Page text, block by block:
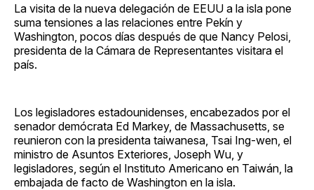
La visita de la nueva delegación de EEUU a la isla pone
suma tensiones a las relaciones entre Pekín y
Washington, pocos días después de que Nancy Pelosi,
presidenta de la Cámara de Representantes visitara el
país.
Los legisladores estadounidenses, encabezados por el
senador demócrata Ed Markey, de Massachusetts, se
reunieron con la presidenta taiwanesa, Tsai Ing-wen, el
ministro de Asuntos Exteriores, Joseph Wu, y
legisladores, según el Instituto Americano en Taiwán, la
embajada de facto de Washington en la isla.